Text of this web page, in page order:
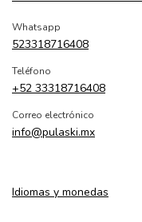
Whatsapp
523318716408
Teléfono
+52 33318716408
Correo electrónico
info@pulaski.mx
Idiomas y monedas